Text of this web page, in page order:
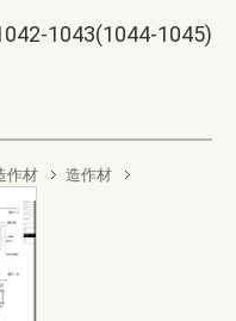
1043(1044-1045)
作材 造作材